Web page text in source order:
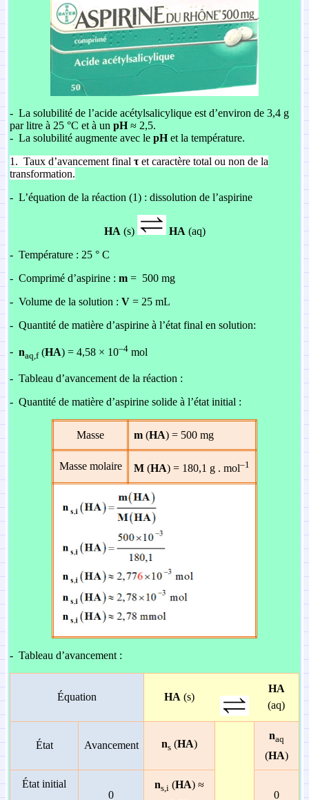
- La solubilité de l’acide acétylsalicylique est d’environ de 3,4 g
par litre à 25 °C et à un pH≈ 2,5.
- La solubilité augmente avec le pHet la température.
1. Taux d’avancement final τ et caractère total ou non de la
transformation.
- L’équation de la réaction (1) : dissolution de l’aspirine
HA (s) HA (aq)
- Température : 25 ° C
- Comprimé d’aspirine : m = 500 mg
- Volume de la solution : V = 25 mL
- Quantité de matière d’aspirine à l’état final en solution:
- naq,f(HA) = 4,58 × 10–4 mol
- Tableau d’avancement de la réaction :
- Quantité de matière d’aspirine solide à l’état initial :
Masse m (HA) = 500 mg
Masse molaire M (HA) = 180,1 g . mol–1
- Tableau d’avancement :
Équation HA (s)
HA
(aq)
État Avancement ns (HA)
naq
(HA)
État initial
0
ns,i (HA) ≈
0